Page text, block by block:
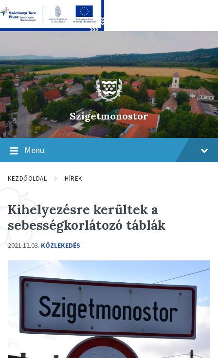
content
main
navigation
footer
Szigetmonostor
Menü
KEZDŐOLDAL HÍREK
Kihelyezésre kerültek a
sebességkorlátozó táblák
2021.12.03. KÖZLEKEDÉS